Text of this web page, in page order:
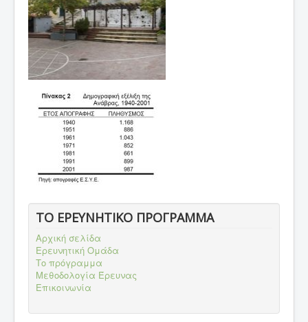
ΤΟ ΕΡΕΥΝΗΤΙΚΟ ΠΡΟΓΡΑΜΜΑ
Αρχική σελίδα
Ερευνητική Ομάδα
Το πρόγραμμα
Μεθοδολογία Έρευνας
Επικοινωνία